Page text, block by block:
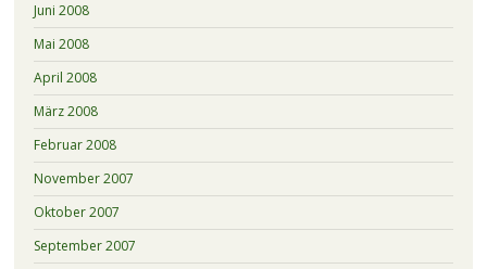
Juni 2008
Mai 2008
April 2008
März 2008
Februar 2008
November 2007
Oktober 2007
September 2007